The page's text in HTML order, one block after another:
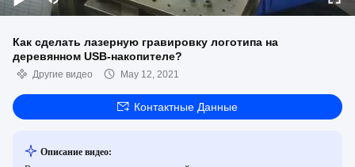
Как сделать лазерную гравировку логотипа на
деревянном USB-накопителе?
Другие видео May 12, 2021
Контактные Данные
Описание видео: